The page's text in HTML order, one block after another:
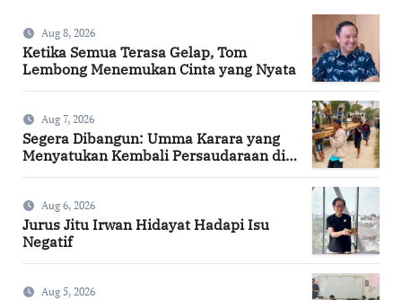
Aug 8, 2026
Ketika Semua Terasa Gelap, Tom
Lembong Menemukan Cinta yang Nyata
Aug 7, 2026
Segera Dibangun: Umma Karara yang
Menyatukan Kembali Persaudaraan di
Aug 6, 2026
Jurus Jitu Irwan Hidayat Hadapi Isu
Negatif
Aug 5, 2026